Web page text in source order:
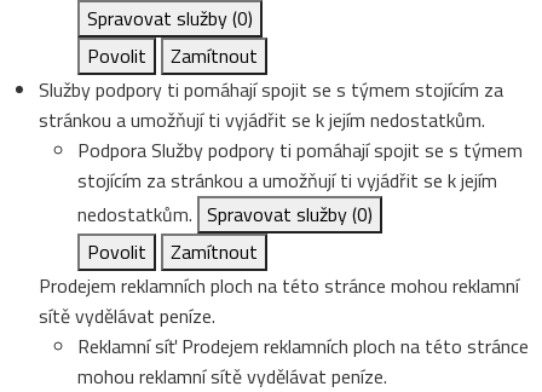
Spravovat služby(0)
Povolit
Zamítnout
Služby podpory ti pomáhají spojit se s týmem stojícím za
stránkou a umožňují ti vyjádřit se k jejím nedostatkům.
PodporaSlužby podpory ti pomáhají spojit se s týmem
stojícím za stránkou a umožňují ti vyjádřit se k jejím
nedostatkům. Spravovat služby(0)
Povolit
Zamítnout
Prodejem reklamních ploch na této stránce mohou reklamní
sítě vydělávat peníze.
Reklamní síť Prodejem reklamních ploch na této stránce
mohou reklamní sítě vydělávat peníze.